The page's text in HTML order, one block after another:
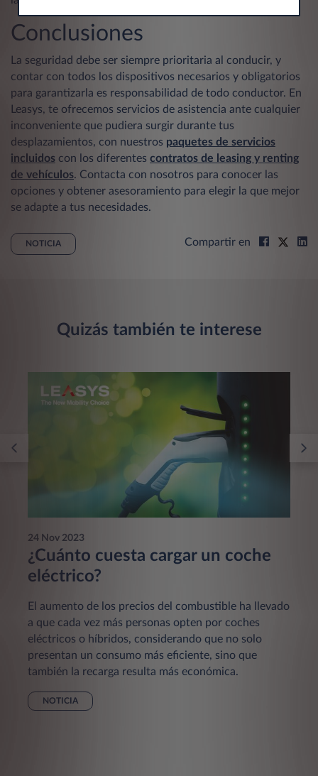
Conclusiones
La seguridad debe ser siempre prioritaria al conducir, y
contar con todos los dispositivos necesarios y obligatorios
para garantizarla es responsabilidad de todo conductor. En
Leasys, te ofrecemos servicios de asistencia ante cualquier
inconveniente que pudiera surgir durante tus
desplazamientos, con nuestros paquetes de servicios
incluidos con los diferentes contratos de leasing y renting
de vehículos. Contacta con nosotros para conocer las
opciones y obtener asesoramiento para elegir la que mejor
se adapte a tus necesidades.
NOTICIA Compartir en
Quizás también te interese
24 Nov 2023
¿Cuánto cuesta cargar un coche
eléctrico?
El aumento de los precios del combustible ha llevado
a que cada vez más personas opten por coches
eléctricos o híbridos, considerando que no solo
presentan un consumo más eficiente, sino que
también la recarga resulta más económica.
NOTICIA